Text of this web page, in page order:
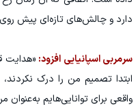
دارد و چالش‌های تازه‌ای پیش
سرمربی اسپانیایی افزود: «هدایت
ابتدا تصمیم من را درک
واقعی برای توانایی‌هایم به‌عنوان